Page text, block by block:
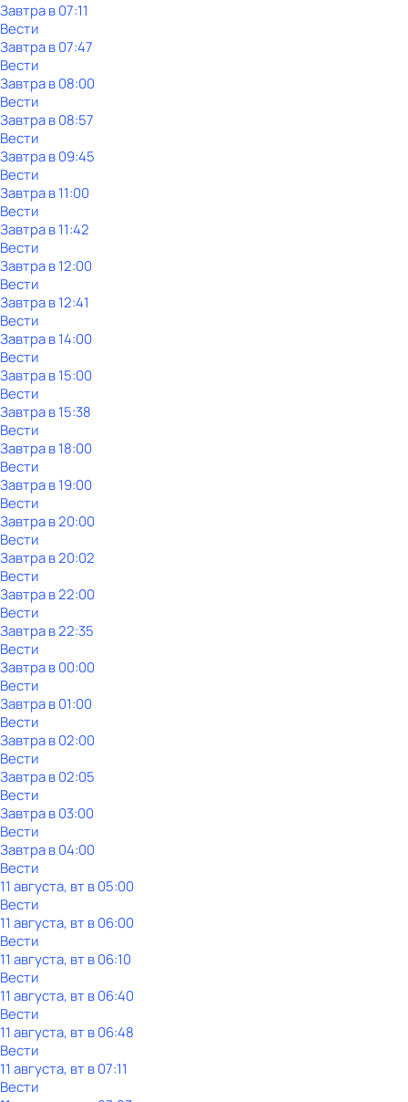
Завтра в 07:11
Вести
Завтра в 07:47
Вести
Завтра в 08:00
Вести
Завтра в 08:57
Вести
Завтра в 09:45
Вести
Завтра в 11:00
Вести
Завтра в 11:42
Вести
Завтра в 12:00
Вести
Завтра в 12:41
Вести
Завтра в 14:00
Вести
Завтра в 15:00
Вести
Завтра в 15:38
Вести
Завтра в 18:00
Вести
Завтра в 19:00
Вести
Завтра в 20:00
Вести
Завтра в 20:02
Вести
Завтра в 22:00
Вести
Завтра в 22:35
Вести
Завтра в 00:00
Вести
Завтра в 01:00
Вести
Завтра в 02:00
Вести
Завтра в 02:05
Вести
Завтра в 03:00
Вести
Завтра в 04:00
Вести
11 августа, вт в 05:00
Вести
11 августа, вт в 06:00
Вести
11 августа, вт в 06:10
Вести
11 августа, вт в 06:40
Вести
11 августа, вт в 06:48
Вести
11 августа, вт в 07:11
Вести